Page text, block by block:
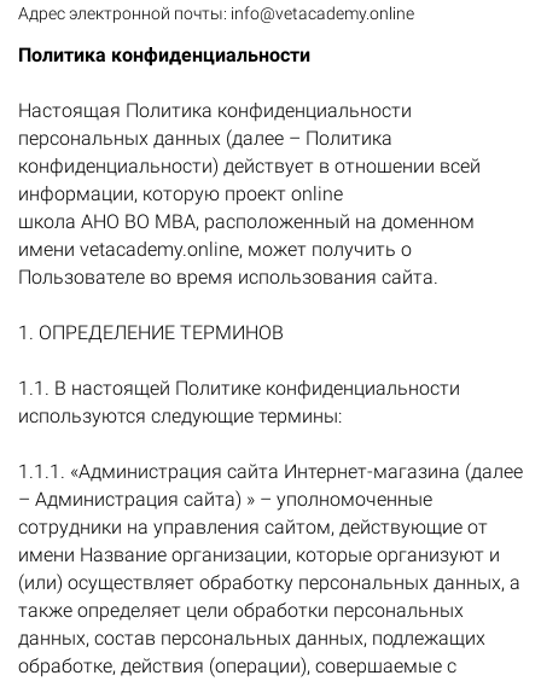
Адрес электронной почты: info@vetacademy.online
Политика конфиденциальности
Настоящая Политика конфиденциальности
персональных данных (далее – Политика
конфиденциальности) действует в отношении всей
информации, которую проект online
школа АНО ВО МВА, расположенный на доменном
имени vetacademy.online, может получить о
Пользователе во время использования сайта.
1. ОПРЕДЕЛЕНИЕ ТЕРМИНОВ
1.1. В настоящей Политике конфиденциальности
используются следующие термины:
1.1.1. «Администрация сайта Интернет-магазина (далее
– Администрация сайта) » – уполномоченные
сотрудники на управления сайтом, действующие от
имени Название организации, которые организуют и
(или) осуществляет обработку персональных данных, а
также определяет цели обработки персональных
данных, состав персональных данных, подлежащих
обработке, действия (операции), совершаемые с